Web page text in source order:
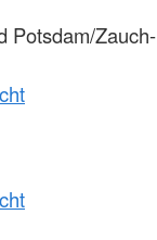
Potsdam/Zauch-